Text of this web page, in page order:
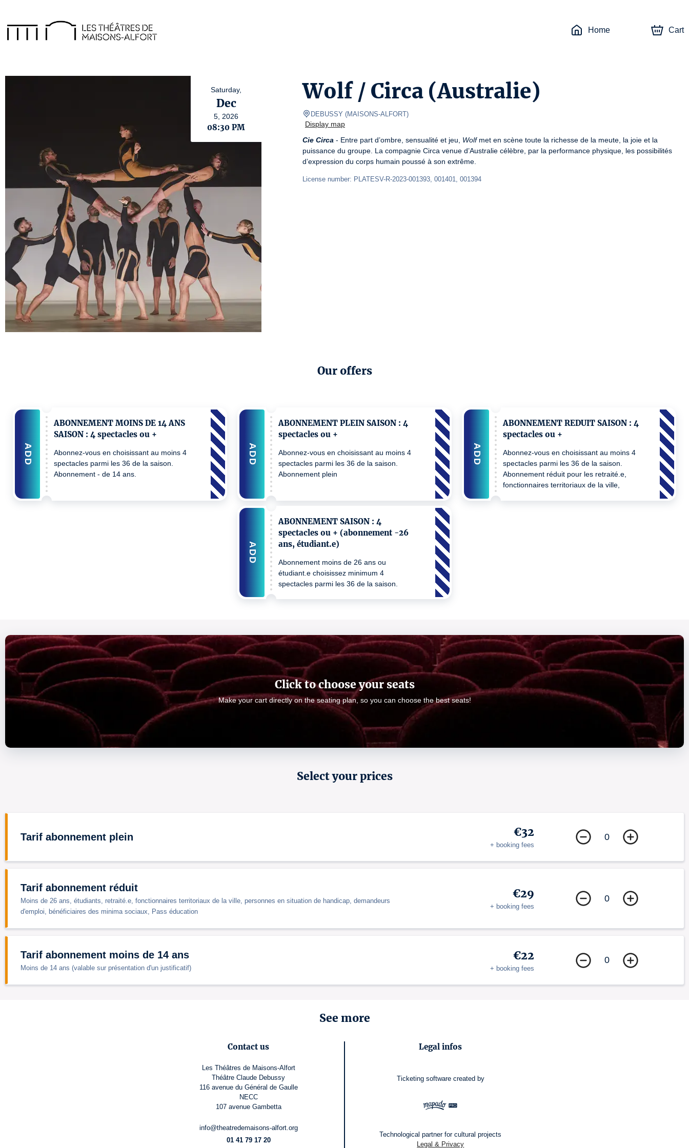
Home Cart
Saturday,
Dec
5, 2026
08:30 PM
Wolf / Circa (Australie)
DEBUSSY (MAISONS-ALFORT)
Display map
Cie Circa - Entre part d’ombre, sensualité et jeu, Wolf met en scène toute la richesse de la meute, la joie et la
puissance du groupe. La compagnie Circa venue d’Australie célèbre, par la performance physique, les possibilités
d’expression du corps humain poussé à son extrême.
License number: PLATESV-R-2023-001393, 001401, 001394
Our offers
ABONNEMENT MOINS DE 14 ANS
SAISON : 4 spectacles ou +
Abonnez-vous en choisissant au moins 4
spectacles parmi les 36 de la saison.
Abonnement - de 14 ans.
ADD
ABONNEMENT PLEIN SAISON : 4
spectacles ou +
Abonnez-vous en choisissant au moins 4
spectacles parmi les 36 de la saison.
Abonnement plein
ADD
ABONNEMENT REDUIT SAISON : 4
spectacles ou +
Abonnez-vous en choisissant au moins 4
spectacles parmi les 36 de la saison.
Abonnement réduit pour les retraité.e,
fonctionnaires territoriaux de la ville,
ADD
ABONNEMENT SAISON : 4
spectacles ou + (abonnement -26
ans, étudiant.e)
Abonnement moins de 26 ans ou
étudiant.e choisissez minimum 4
spectacles parmi les 36 de la saison.
ADD
Click to choose your seats
Make your cart directly on the seating plan, so you can choose the best seats!
Select your prices
Tarif abonnement plein €32
+ booking fees
0
Tarif abonnement réduit
Moins de 26 ans, étudiants, retraité.e, fonctionnaires territoriaux de la ville, personnes en situation de handicap, demandeurs
d'emploi, bénéficiaires des minima sociaux, Pass éducation
€29
+ booking fees
0
Tarif abonnement moins de 14 ans
Moins de 14 ans (valable sur présentation d'un justificatif)
€22
+ booking fees
0
See more
Contact us
Les Théâtres de Maisons-Alfort
Théâtre Claude Debussy
116 avenue du Général de Gaulle
NECC
107 avenue Gambetta
info@theatredemaisons-alfort.org
01 41 79 17 20
Legal infos
Ticketing software created by
Technological partner for cultural projects
Legal & Privacy